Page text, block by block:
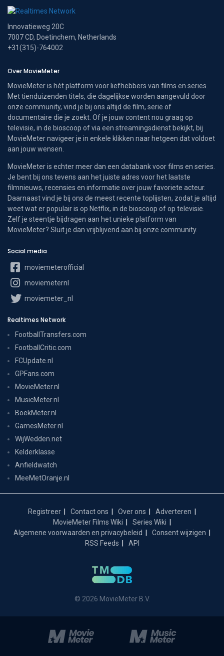
Innovatieweg 20C
7007 CD, Doetinchem, Netherlands
+31(315)-764002
Over MovieMeter
MovieMeter is hét platform voor liefhebbers van films en series.
Met tienduizenden titels, die dagelijkse worden aangevuld door
onze community, vind je bij ons altijd de film, serie of
documentaire die je zoekt. Of je jouw content nou graag op
televisie, in de bioscoop of via een streamingsdienst bekijkt, bij
MovieMeter navigeer je in enkele klikken naar hetgeen dat voldoet
aan jouw wensen.
MovieMeter is echter meer dan een databank voor films en series.
Je bent bij ons tevens aan het juiste adres voor het laatste
filmnieuws, recensies en informatie over jouw favoriete acteur.
Daarnaast vind je bij ons de meest recente toplijsten, zodat je altijd
weet wat er populair is op Netflix, in de bioscoop of op televisie.
Zelf je steentje bijdragen aan het unieke platform van
MovieMeter? Sluit je dan vrijblijvend aan bij onze community.
Social media
moviemeterofficial
moviemeternl
moviemeter_nl
Realtimes Network
FootballTransfers.com
FootballCritic.com
FCUpdate.nl
GPFans.com
MovieMeter.nl
MusicMeter.nl
BoekMeter.nl
GamesMeter.nl
WijWedden.net
Kelderklasse
Anfieldwatch
MeeMetOranje.nl
Registreer Contact ons Over ons
Adverteren
MovieMeter Films Wiki
Series Wiki
Algemene voorwaarden en privacybeleid
Consent wijzigen
RSS Feeds
API
© 2026 MovieMeter B.V.